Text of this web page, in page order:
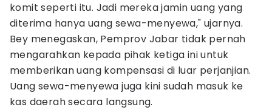
komit seperti itu. Jadi mereka jamin uang yang
diterima hanya uang sewa-menyewa," ujarnya.
Bey menegaskan, Pemprov Jabar tidak pernah
mengarahkan kepada pihak ketiga ini untuk
memberikan uang kompensasi di luar perjanjian.
Uang sewa-menyewa juga kini sudah masuk ke
kas daerah secara langsung.